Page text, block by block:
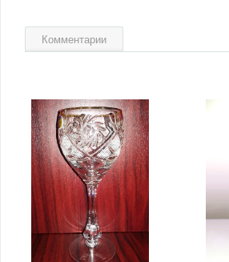
Комментарии